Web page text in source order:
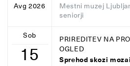
Avg 2026 Mestni muzej
seniorji
Sob
15
PRIREDITEV NA
OGLED
Sprehod skozi